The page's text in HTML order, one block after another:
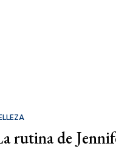
rutina de